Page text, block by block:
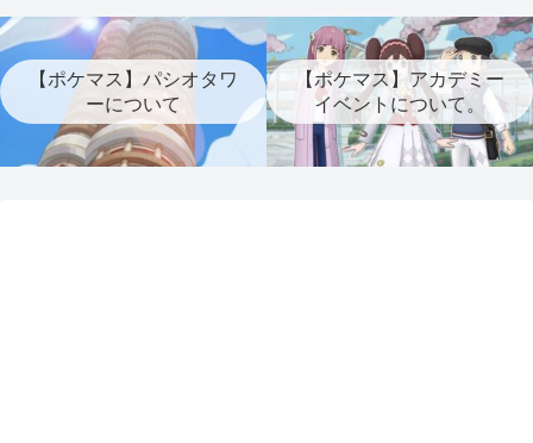
【ポケマス】パシオタワ
ーについて
【ポケマス】アカデミー
イベントについて。